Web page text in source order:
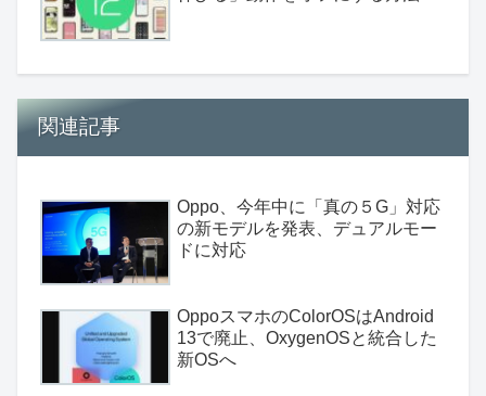
関連記事
Oppo、今年中に「真の５G」対応
の新モデルを発表、デュアルモー
ドに対応
OppoスマホのColorOSはAndroid
13で廃止、OxygenOSと統合した
新OSへ